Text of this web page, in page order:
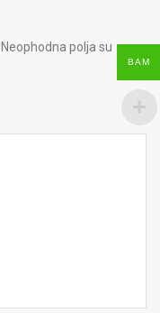
Neophodna polja su
BAM